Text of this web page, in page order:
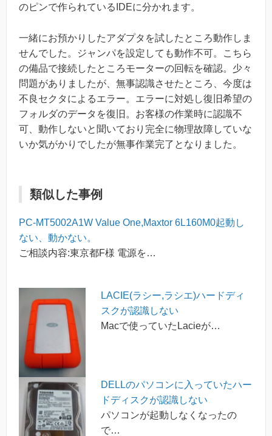
のピンで作られているIDEに分かれます。
一緒にお預かりしたアダプタを試したところ動作しま
せんでした。ジャンパを設定しても動作不可。こちら
の備品で接続したところモーターの回転を確認。少々
問題がありましたが、無事認識させたところ、今度は
不良セクタによるエラー。エラーに対処し復旧希望の
フォルダのデータを復旧。お客様の作業時に認識不
可、動作しないと聞いており完全に物理故障していな
いか気がかりでしたが無事作業完了となりました。
類似した事例
PC-MT5002A1W Value One,Maxtor 6L160M0起動し
ない、動かない。
ご相談内容:東京都F様 電源を…
LACIE(ラシー,ラシエ)ハードディ
スクが認識しない
Macで使っていたLacieが…
DELLのパソコンに入っていたハー
ドディスクが認識しない
パソコンが起動しなくなったの
で…